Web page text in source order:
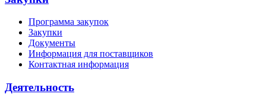
Программа закупок
Закупки
Документы
Информация для поставщиков
Контактная информация
Деятельность